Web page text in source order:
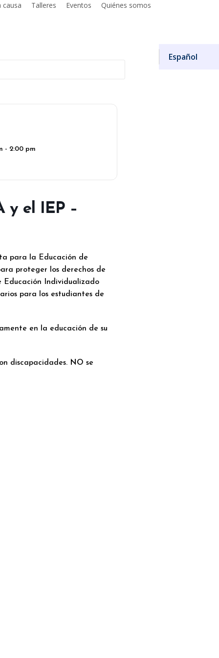
causa Talleres Eventos Quiénes somos
Español
- 2:00 pm
y el IEP –
para la Educación de
proteger los derechos de
Educación Individualizado
para los estudiantes de
en la educación de su
discapacidades. NO se